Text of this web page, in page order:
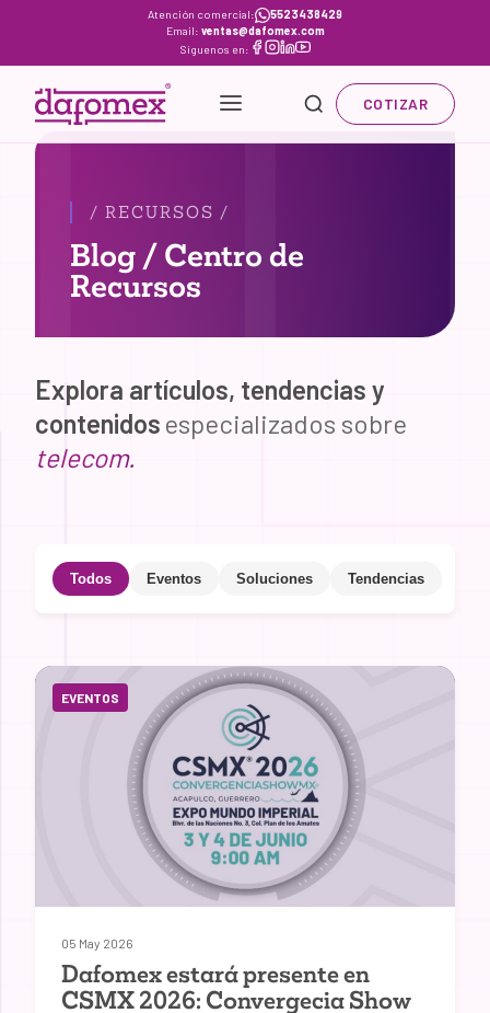
content
Atención comercial:
5523438429
Email: ventas@dafomex.com
Síguenos en:
COTIZAR
/ RECURSOS /
Blog / Centro de
Recursos
Explora artículos, tendencias y
contenidos especializados sobre
telecom.
Todos Eventos Soluciones Tendencias
EVENTOS
05 May 2026
Dafomex estará presente en
CSMX 2026: Convergecia Show